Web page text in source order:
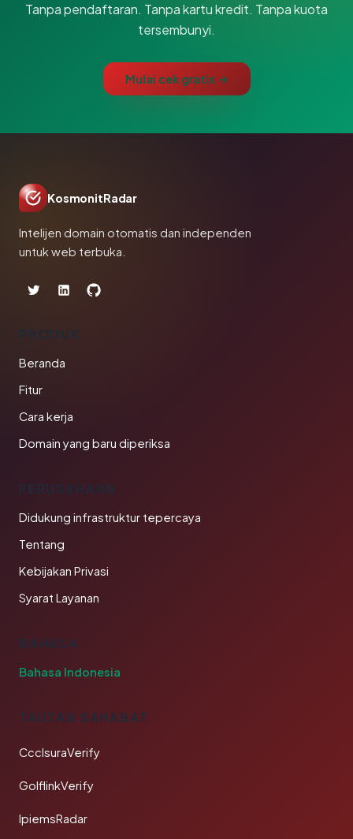
Tanpa pendaftaran. Tanpa kartu kredit. Tanpa kuota
tersembunyi.
Mulai cek gratis →
KosmonitRadar
Intelijen domain otomatis dan independen
untuk web terbuka.
PRODUK
Beranda
Fitur
Cara kerja
Domain yang baru diperiksa
PERUSAHAAN
Didukung infrastruktur tepercaya
Tentang
Kebijakan Privasi
Syarat Layanan
BAHASA
Bahasa Indonesia
TAUTAN SAHABAT
CcclsuraVerify
GolflinkVerify
IpiemsRadar